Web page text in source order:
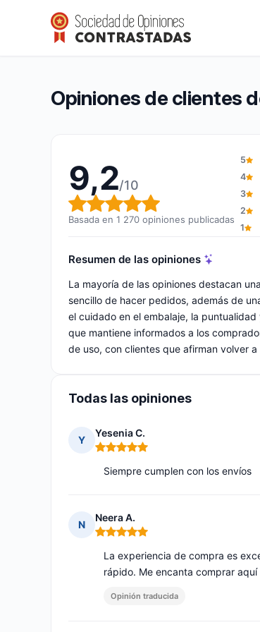
Hyaluronic Filler Market
Calificación global: 9,2 de 10
9,2/10(1 270 opiniones)
Opiniones de clientes
9,2/10
Calificación global: 9,2
Basada en 1 270 opiniones publicadas
5
4
3
2
1
Resumen de las opiniones
La mayoría de las opiniones destacan
sencillo de hacer pedidos, además de
el cuidado en el embalaje, la
que mantiene informados a los
de uso, con clientes que afirman volver
Todas las opiniones
Y
Yesenia C.
Nota: 5 de 5
Siempre cumplen con los envíos
N
Neera A.
Nota: 5 de 5
La experiencia de compra es
rápido. Me encanta comprar
Opinión traducida